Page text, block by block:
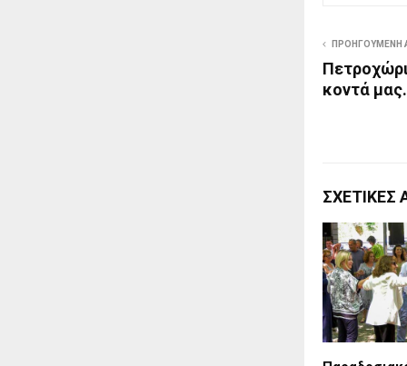
ΠΡΟΗΓΟΎΜΕΝΗ
κοντά
ΣΧΕΤΙΚΈΣ